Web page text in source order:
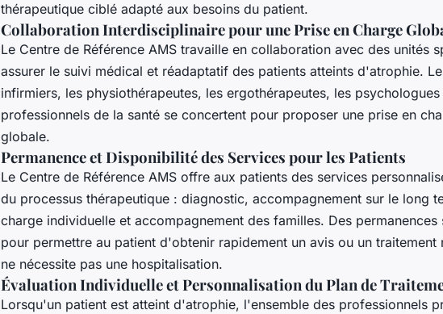
thérapeutique ciblé adapté aux besoins du patient.
Collaboration Interdisciplinaire pour une Prise en Charge
Le Centre de Référence AMS travaille en collaboration avec des unités
assurer le suivi médical et réadaptatif des patients atteints d'atrophie.
infirmiers, les physiothérapeutes, les ergothérapeutes, les
professionnels de la santé se concertent pour proposer une prise en
globale.
Permanence et Disponibilité des Services pour les Patients
Le Centre de Référence AMS offre aux patients des services
du processus thérapeutique : diagnostic, accompagnement sur le long
charge individuelle et accompagnement des familles. Des permanences
pour permettre au patient d'obtenir rapidement un avis ou un traitement
ne nécessite pas une hospitalisation.
Évaluation Individuelle et Personnalisation du Plan de
Lorsqu'un patient est atteint d'atrophie, l'ensemble des professionnels